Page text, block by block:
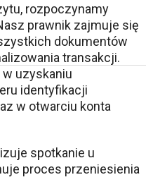
rozpoczynamy
prawnik zajmuje się
dokumentów
transakcji.
uzyskaniu
identyfikacji
w otwarciu konta
spotkanie u
proces przeniesienia